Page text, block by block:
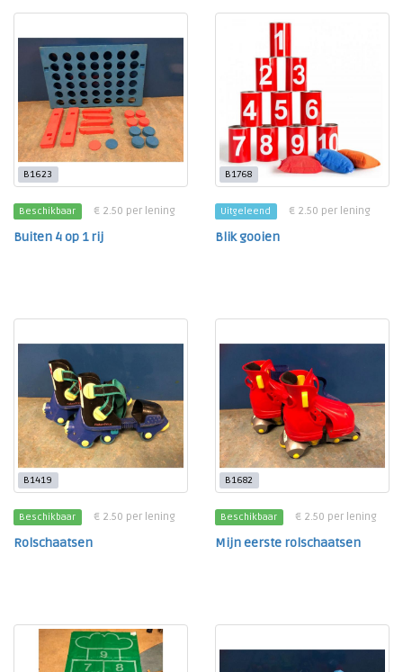
B1623
Beschikbaar € 2.50 per lening
Buiten 4 op 1 rij
B1768
Uitgeleend € 2.50 per lening
Blik gooien
B1419
Beschikbaar € 2.50 per lening
Rolschaatsen
B1682
Beschikbaar € 2.50 per lening
Mijn eerste rolschaatsen